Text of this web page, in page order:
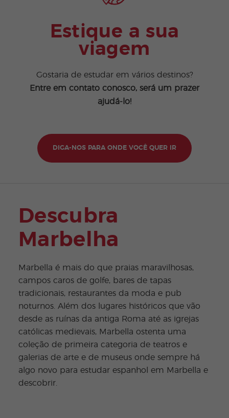
Estique a sua
viagem
Gostaria de estudar em vários destinos?
Entre em contato conosco, será um prazer
ajudá-lo!
DIGA-NOS PARA ONDE VOCÊ QUER IR
Descubra
Marbelha
Marbella é mais do que praias maravilhosas,
campos caros de golfe, bares de tapas
tradicionais, restaurantes da moda e pub
noturnos. Além dos lugares históricos que vão
desde as ruínas da antiga Roma até as igrejas
católicas medievais, Marbella ostenta uma
coleção de primeira categoria de teatros e
galerias de arte e de museus onde sempre há
algo novo para estudar espanhol em Marbella e
descobrir.